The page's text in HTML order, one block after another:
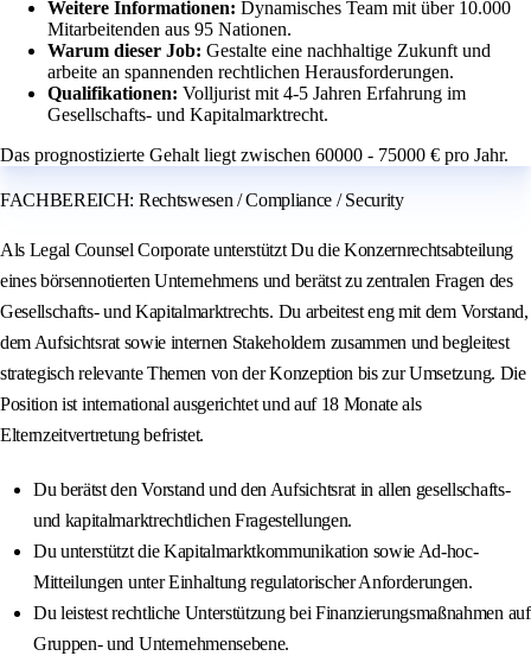
Weitere Informationen: Dynamisches Team mit über 10.000
Mitarbeitenden aus 95 Nationen.
Warum dieser Job: Gestalte eine nachhaltige Zukunft und
arbeite an spannenden rechtlichen Herausforderungen.
Qualifikationen: Volljurist mit 4-5 Jahren Erfahrung im
Gesellschafts- und Kapitalmarktrecht.
Das prognostizierte Gehalt liegt zwischen 60000 - 75000 € pro Jahr.
FACHBEREICH: Rechtswesen / Compliance / Security
Als Legal Counsel Corporate unterstützt Du die Konzernrechtsabteilung
eines börsennotierten Unternehmens und berätst zu zentralen Fragen des
Gesellschafts- und Kapitalmarktrechts. Du arbeitest eng mit dem Vorstand,
dem Aufsichtsrat sowie internen Stakeholdern zusammen und begleitest
strategisch relevante Themen von der Konzeption bis zur Umsetzung. Die
Position ist international ausgerichtet und auf 18 Monate als
Elternzeitvertretung befristet.
Du berätst den Vorstand und den Aufsichtsrat in allen gesellschafts-
und kapitalmarktrechtlichen Fragestellungen.
Du unterstützt die Kapitalmarktkommunikation sowie Ad-hoc-
Mitteilungen unter Einhaltung regulatorischer Anforderungen.
Du leistest rechtliche Unterstützung bei Finanzierungsmaßnahmen auf
Gruppen- und Unternehmensebene.